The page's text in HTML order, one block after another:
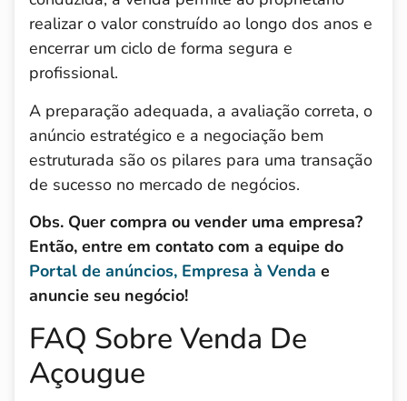
realizar o valor construído ao longo dos anos e
encerrar um ciclo de forma segura e
profissional.
A preparação adequada, a avaliação correta, o
anúncio estratégico e a negociação bem
estruturada são os pilares para uma transação
de sucesso no mercado de negócios.
Obs. Quer compra ou vender uma empresa?
Então, entre em contato com a equipe do
Portal de anúncios, Empresa à Venda e
anuncie seu negócio!
FAQ Sobre Venda De
Açougue